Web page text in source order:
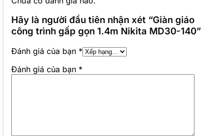
Hãy là người đầu tiên nhận xét “Giàn giáo
công trình gấp gọn 1.4m Nikita MD30-140”
Đánh giá của bạn *
Đánh giá của bạn *